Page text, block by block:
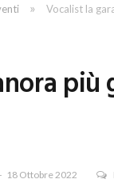
» Vocalist la
più
18 Ottobre 2022